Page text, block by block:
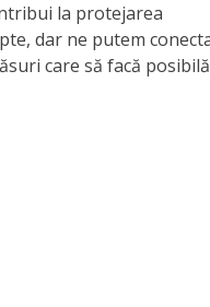
la protejarea
dar ne putem
care să facă posibilă